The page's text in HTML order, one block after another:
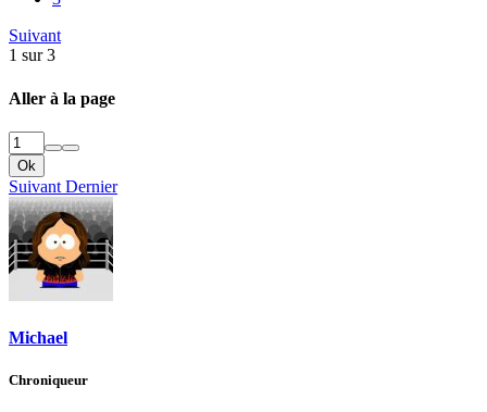
Suivant
1 sur 3
Aller à la page
Ok
Suivant Dernier
Michael
Chroniqueur